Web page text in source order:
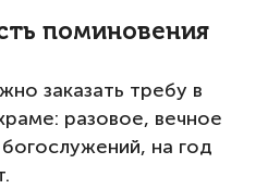
поминовения
заказать требу в
разовое, вечное
на год